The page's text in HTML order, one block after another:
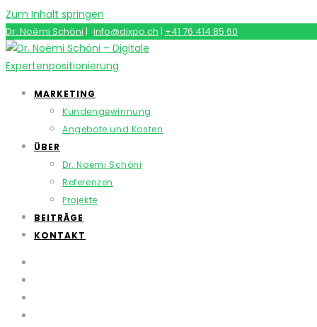
Zum Inhalt springen
Dr. Noëmi Schöni | info@dixpo.ch | +41 76 414 85 60
MARKETING
Kundengewinnung
Angebote und Kosten
ÜBER
Dr. Noëmi Schöni
Referenzen
Projekte
BEITRÄGE
KONTAKT